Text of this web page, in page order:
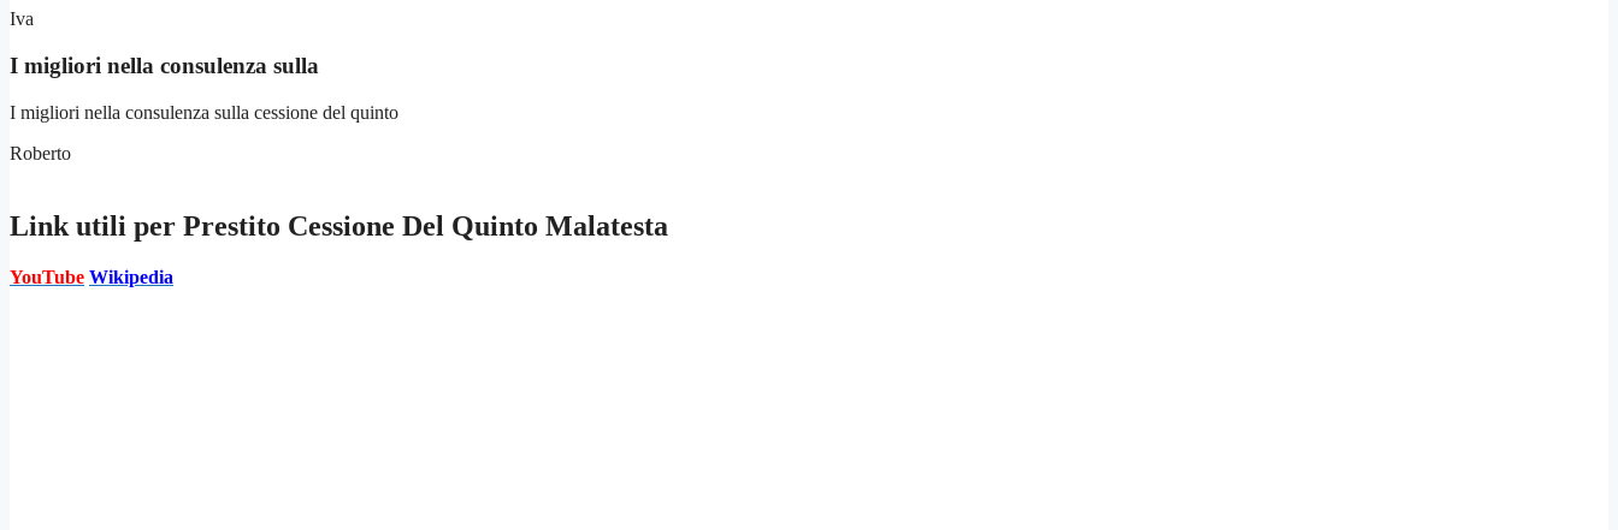
Iva
I migliori nella consulenza sulla
I migliori nella consulenza sulla cessione del quinto
Roberto
Link utili per Prestito Cessione Del Quinto Malatesta
YouTube Wikipedia